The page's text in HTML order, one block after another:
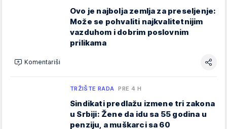
Ovo je najbolja zemlja za preseljenje:
Može se pohvaliti najkvalitetnijim
vazduhom i dobrim poslovnim
prilikama
Komentariši
TRŽIŠTE RADA PRE 4 H
Sindikati predlažu izmene tri zakona
u Srbiji: Žene da idu sa 55 godina u
penziju, a muškarci sa 60